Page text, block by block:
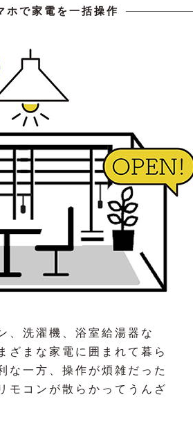
ホで家電を一括操作
、洗濯機、浴室給湯器な
ざまな家電に囲まれて暮ら
な一方、操作が煩雑だった
モコンが散らかってうんざ